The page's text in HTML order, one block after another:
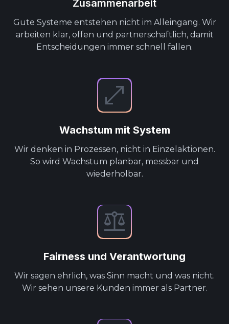
Zusammenarbeit
Gute Systeme entstehen nicht im Alleingang. Wir
arbeiten klar, offen und partnerschaftlich, damit
Entscheidungen immer schnell fallen.
Wachstum mit System
Wir denken in Prozessen, nicht in Einzelaktionen.
So wird Wachstum planbar, messbar und
wiederholbar.
Fairness und Verantwortung
Wir sagen ehrlich, was Sinn macht und was nicht.
Wir sehen unsere Kunden immer als Partner.